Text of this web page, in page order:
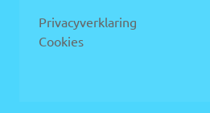
Privacyverklaring
Cookies